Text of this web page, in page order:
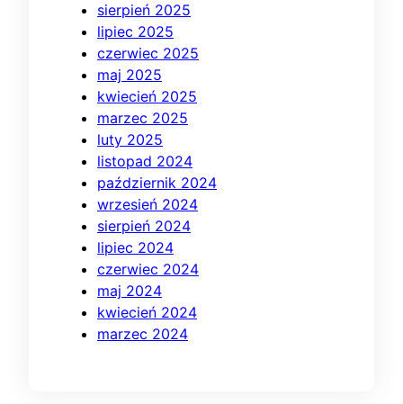
sierpień 2025
lipiec 2025
czerwiec 2025
maj 2025
kwiecień 2025
marzec 2025
luty 2025
listopad 2024
październik 2024
wrzesień 2024
sierpień 2024
lipiec 2024
czerwiec 2024
maj 2024
kwiecień 2024
marzec 2024